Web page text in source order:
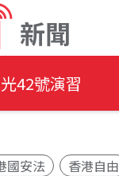
新聞
42號演習
國安法
香港自由